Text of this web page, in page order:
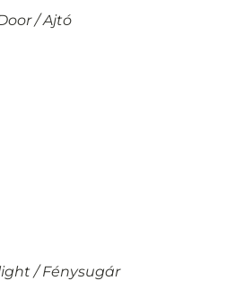
/ Ajtó
/ Fénysugár